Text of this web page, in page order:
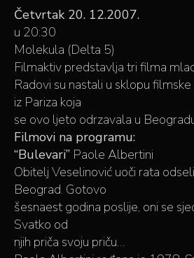
Četvrtak 20. 12.2007.
u 20:30
Molekula (Delta 5)
Filmaktiv predstavlja tri filma
Radovi su nastali u sklopu
iz Pariza koja
se ovo ljeto odrzavala u
Filmovi na programu:
“Bulevari” Paole Albertini
Obitelj Veselinović uoči rata
Beograd. Gotovo
šesnaest godina poslije, oni se
Svatko od
njih priča svoju priču…